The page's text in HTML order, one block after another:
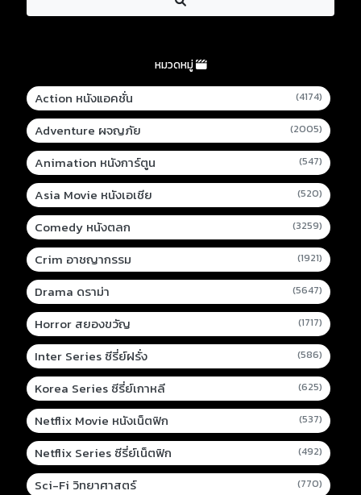
หมวดหมู่
Action หนังแอคชั่น (4174)
Adventure ผจญภัย (2005)
Animation หนังการ์ตูน (547)
Asia Movie หนังเอเชีย (520)
Comedy หนังตลก (3259)
Crim อาชญากรรม (1921)
Drama ดราม่า (5647)
Horror สยองขวัญ (1717)
Inter Series ซีรี่ย์ฝรั่ง (586)
Korea Series ซีรี่ย์เกาหลี (625)
Netflix Movie หนังเน็ตฟิก (537)
Netflix Series ซีรี่ย์เน็ตฟิก (492)
Sci-Fi วิทยาศาสตร์ (770)